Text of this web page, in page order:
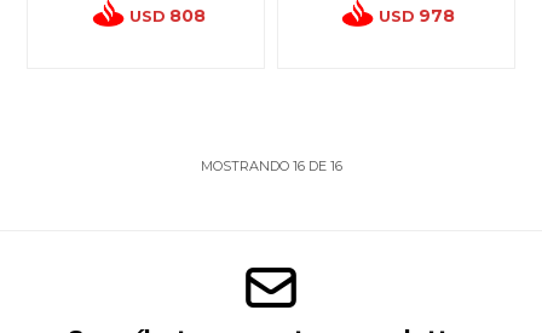
USD 808 USD 978
MOSTRANDO 16DE 16